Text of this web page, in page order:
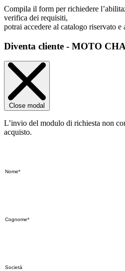
Compila il form per richiedere
verifica dei requisiti,
potrai accedere al catalogo riservato e
Diventa cliente - MOTO
Close modal
L’invio del modulo di richiesta non
acquisto.